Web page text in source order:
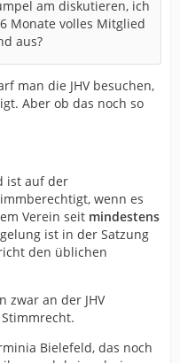
am diskutieren, ich
Monate volles Mitglied
aus?
man die JHV besuchen,
Aber ob das noch so
ist auf der
wenn es
Verein seit mindestens
ist in der Satzung
den üblichen
zwar an der JHV
Bielefeld, das noch